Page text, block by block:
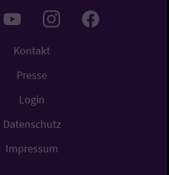
Kontakt
Presse
Login
Datenschutz
Impressum